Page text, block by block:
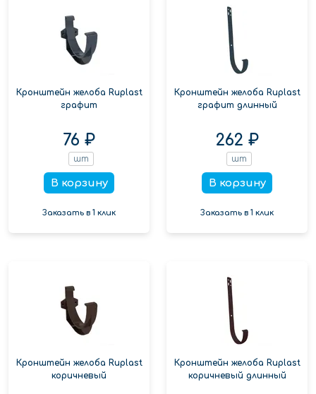
Кронштейн желоба Ruplast
графит
76 ₽
шт
В корзину
Заказать в 1 клик
Кронштейн желоба Ruplast
графит длинный
262 ₽
шт
В корзину
Заказать в 1 клик
Кронштейн желоба Ruplast
коричневый
Кронштейн желоба Ruplast
коричневый длинный